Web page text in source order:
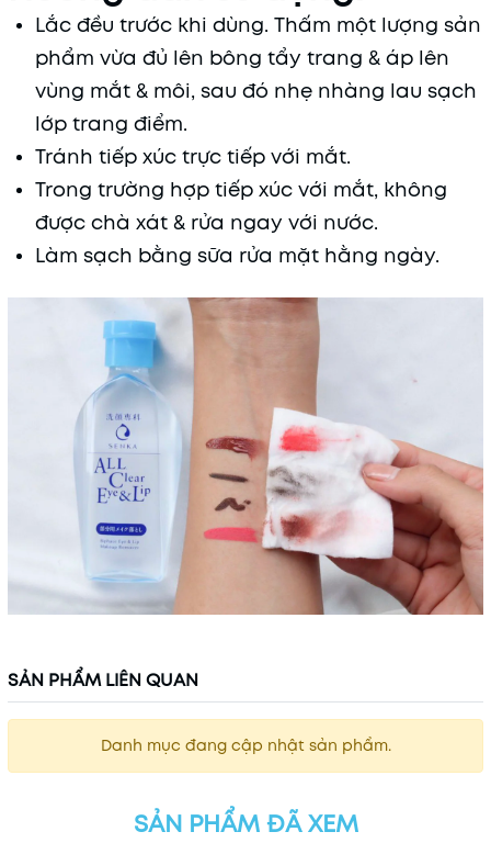
Lắc đều trước khi dùng. Thấm một lượng sản
phẩm vừa đủ lên bông tẩy trang & áp lên
vùng mắt & môi, sau đó nhẹ nhàng lau sạch
lớp trang điểm.
Tránh tiếp xúc trực tiếp với mắt.
Trong trường hợp tiếp xúc với mắt, không
được chà xát & rửa ngay với nước.
Làm sạch bằng sữa rửa mặt hằng ngày.
SẢN PHẨM LIÊN QUAN
Danh mục đang cập nhật sản phẩm.
SẢN PHẨM ĐÃ XEM